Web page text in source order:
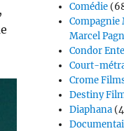
Comédie
Compagnie
Marcel
Condor
Court-
Crome
Destiny
Diaphana